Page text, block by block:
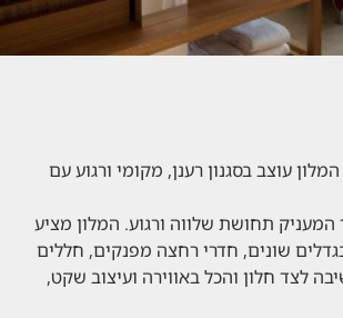
מ 66 חדרי המלון עוצב בסגנון רענן, מקומי ורגוע עם
המעניק תחושת שלווה ורגוע. המלון מציע
שונים, חדרי רחצה מפנקים, חללים
לצד חלון והכל באווירה ועיצוב שקט,